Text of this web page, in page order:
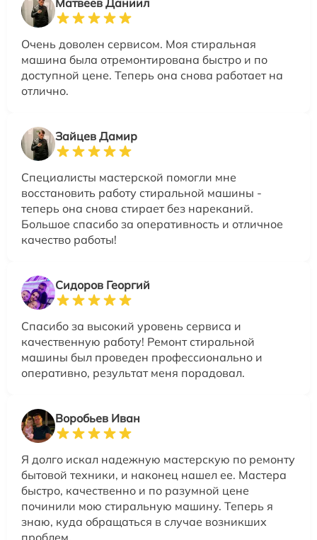
Матвеев Даниил
Очень доволен сервисом. Моя стиральная
машина была отремонтирована быстро и по
доступной цене. Теперь она снова работает на
отлично.
Зайцев Дамир
Специалисты мастерской помогли мне
восстановить работу стиральной машины -
теперь она снова стирает без нареканий.
Большое спасибо за оперативность и отличное
качество работы!
Сидоров Георгий
Спасибо за высокий уровень сервиса и
качественную работу! Ремонт стиральной
машины был проведен профессионально и
оперативно, результат меня порадовал.
Воробьев Иван
Я долго искал надежную мастерскую по ремонту
бытовой техники, и наконец нашел ее. Мастера
быстро, качественно и по разумной цене
починили мою стиральную машину. Теперь я
знаю, куда обращаться в случае возникших